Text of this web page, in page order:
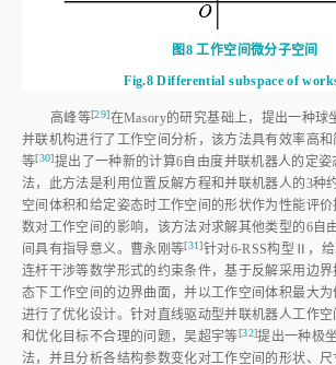
图8 工作空间微分子空间
Fig.8 Differential subspace of
高峰等[29]在Masory的研究基础上，提出一种球
并联机构进行了工作空间分析，该方法具有效率高
等[30]提出了一种新的计算6自由度并联机器人的定
法，此方法是利用位置反解方程和并联机器人的3种
空间体积和给定姿态时工作空间的形状作为性能评
数对工作空间的影响，该方法对求解其他类型的6自
间具有指导意义。曹永刚 等[31]针对6⁃RSS构型Ⅱ，
连杆干涉等数学形式的约束条件，基于反解采用边
态下工作空间的边界曲面，并以工作空间体积最大
进行了优化设计。针对直线驱动型并联机器人工作
和优化目标不合理的问题，吴超宇等[32]提出一种极
法，并且分析各结构参数变化对工作空间的形状、